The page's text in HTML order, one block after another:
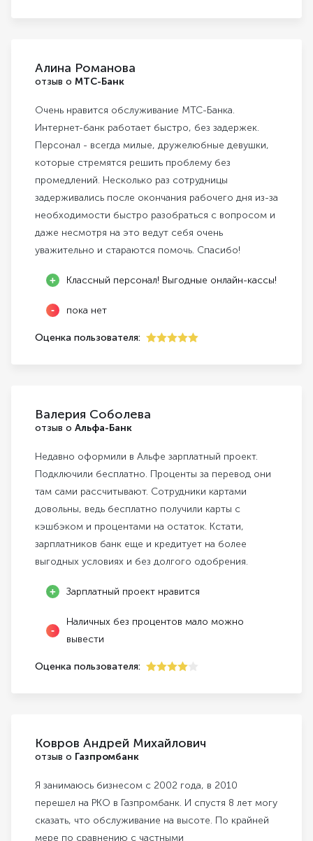
Алина Романова
отзыв о МТС-Банк
Очень нравится обслуживание МТС-Банка.
Интернет-банк работает быстро, без задержек.
Персонал - всегда милые, дружелюбные девушки,
которые стремятся решить проблему без
промедлений. Несколько раз сотрудницы
задерживались после окончания рабочего дня из-за
необходимости быстро разобраться с вопросом и
даже несмотря на это ведут себя очень
уважительно и стараются помочь. Спасибо!
Классный персонал! Выгодные онлайн-кассы!
пока нет
Оценка пользователя:
Валерия Соболева
отзыв о Альфа-Банк
Недавно оформили в Альфе зарплатный проект.
Подключили бесплатно. Проценты за перевод они
там сами рассчитывают. Сотрудники картами
довольны, ведь бесплатно получили карты с
кэшбэком и процентами на остаток. Кстати,
зарплатников банк еще и кредитует на более
выгодных условиях и без долгого одобрения.
Зарплатный проект нравится
Наличных без процентов мало можно
вывести
Оценка пользователя:
Ковров Андрей Михайлович
отзыв о Газпромбанк
Я занимаюсь бизнесом с 2002 года, в 2010
перешел на РКО в Газпромбанк. И спустя 8 лет могу
сказать, что обслуживание на высоте. По крайней
мере по сравнению с частными